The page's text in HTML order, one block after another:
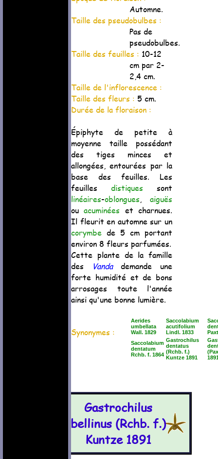
Automne.
Taille des pseudobulbes :
Pas de
pseudobulbes.
Taille des feuilles : 10-12
cm par 2-
2,4 cm.
Taille de l'inflorescence :
Taille des fleurs : 5 cm.
Durée de la floraison :
Épiphyte de petite à
moyenne taille possédant
des tiges minces et
allongées, entourées par la
base des feuilles. Les
feuilles distiques sont
linéaires-oblongues, aiguës
ouacuminées et charnues.
Il fleurit en automne sur un
corymbe de 5 cm portant
environ 8 fleurs parfumées.
Cette plante de la famille
des
Vandademande une
forte humidité et de bons
arrosages toute l'année
ainsi qu'une bonne lumière.
Synonymes :
Aerides
umbellata
Wall. 1829
Saccolabium
acutifolium
Lindl. 1833
Saccolabium
dentatum
Rchb. f. 1864
Gastrochilus
dentatus
(Rchb. f.)
Kuntze 1891
Gastrochilus
bellinus (Rchb. f.)
Kuntze 1891